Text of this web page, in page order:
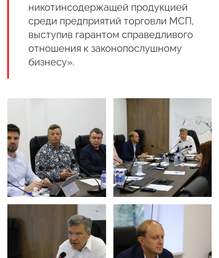
никотинсодержащей продукцией
среди предприятий торговли МСП,
выступив гарантом справедливого
отношения к законопослушному
бизнесу».